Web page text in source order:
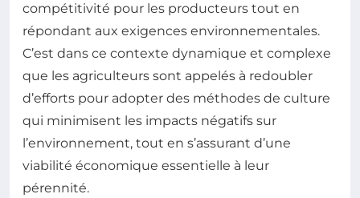
compétitivité pour les producteurs tout en
répondant aux exigences environnementales.
C’est dans ce contexte dynamique et complexe
que les agriculteurs sont appelés à redoubler
d’efforts pour adopter des méthodes de culture
qui minimisent les impacts négatifs sur
l’environnement, tout en s’assurant d’une
viabilité économique essentielle à leur
pérennité.